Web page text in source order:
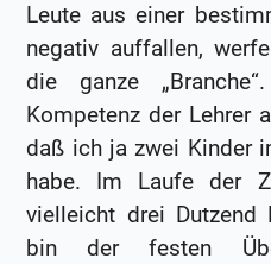
Leute aus einer
negativ auffallen,
die ganze
Kompetenz der Lehrer
daß ich ja zwei Kinder
habe. Im Laufe der
vielleicht drei
bin der festen